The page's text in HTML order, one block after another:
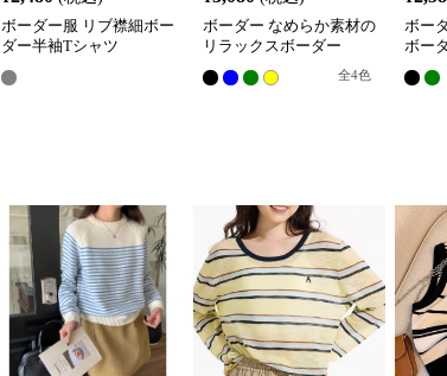
ボーダー服 リブ襟細ボー
ダー半袖Tシャツ
ボーダー なめらか素材の
リラックスボーダー
全4色
ボー
ボー